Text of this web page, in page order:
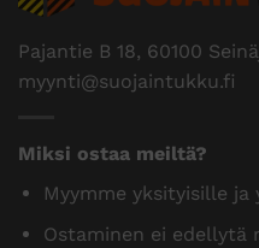
Pajantie B 18, 60100
myynti@suojaintukku.fi
Miksi ostaa meiltä?
Myymme yksityisille ja
Ostaminen ei edellytä